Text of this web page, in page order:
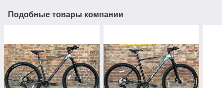
Подобные товары компании